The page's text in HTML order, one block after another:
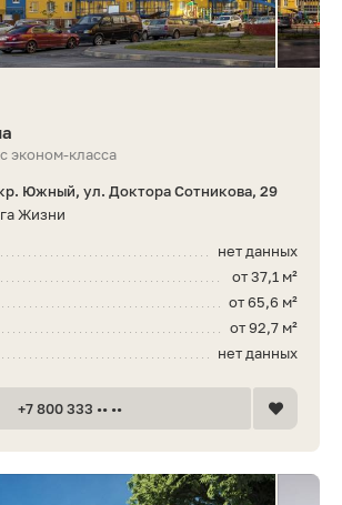
эконом-класса
Южный, ул. Доктора Сотникова, 29
Жизни
нет данных
от 37,1 м²
от 65,6 м²
от 92,7 м²
нет данных
+7 800 333 •• ••